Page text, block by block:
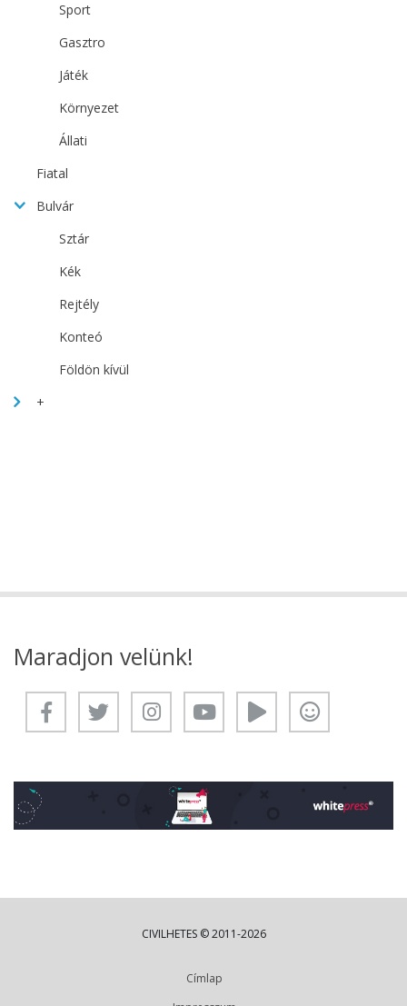
Sport
Gasztro
Játék
Környezet
Állati
Fiatal
Bulvár
Sztár
Kék
Rejtély
Konteó
Földön kívül
+
Maradjon velünk!
CIVILHETES © 2011-2026
Címlap